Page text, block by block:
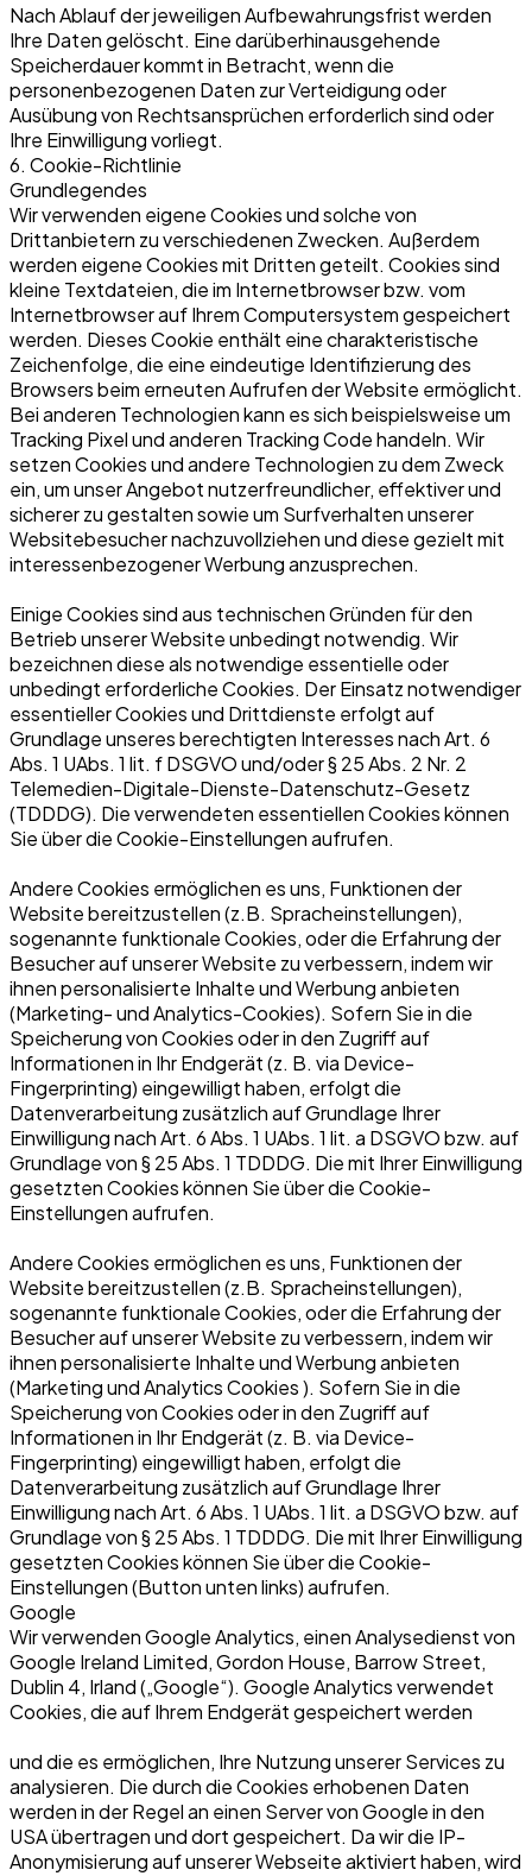
Nach Ablauf der jeweiligen Aufbewahrungsfrist werden
Ihre Daten gelöscht. Eine darüberhinausgehende
Speicherdauer kommt in Betracht, wenn die
personenbezogenen Daten zur Verteidigung oder
Ausübung von Rechtsansprüchen erforderlich sind oder
Ihre Einwilligung vorliegt.
6. Cookie-Richtlinie
Grundlegendes
Wir verwenden eigene Cookies und solche von
Drittanbietern zu verschiedenen Zwecken. Außerdem
werden eigene Cookies mit Dritten geteilt. Cookies sind
kleine Textdateien, die im Internetbrowser bzw. vom
Internetbrowser auf Ihrem Computersystem gespeichert
werden. Dieses Cookie enthält eine charakteristische
Zeichenfolge, die eine eindeutige Identifizierung des
Browsers beim erneuten Aufrufen der Website ermöglicht.
Bei anderen Technologien kann es sich beispielsweise um
Tracking Pixel und anderen Tracking Code handeln. Wir
setzen Cookies und andere Technologien zu dem Zweck
ein, um unser Angebot nutzerfreundlicher, effektiver und
sicherer zu gestalten sowie um Surfverhalten unserer
Websitebesucher nachzuvollziehen und diese gezielt mit
interessenbezogener Werbung anzusprechen.
Einige Cookies sind aus technischen Gründen für den
Betrieb unserer Website unbedingt notwendig. Wir
bezeichnen diese als notwendige essentielle oder
unbedingt erforderliche Cookies. Der Einsatz notwendiger
essentieller Cookies und Drittdienste erfolgt auf
Grundlage unseres berechtigten Interesses nach Art. 6
Abs. 1 UAbs. 1 lit. f DSGVO und/oder § 25 Abs. 2 Nr. 2
Telemedien-Digitale-Dienste-Datenschutz-Gesetz
(TDDDG). Die verwendeten essentiellen Cookies können
Sie über die Cookie-Einstellungen aufrufen.
Andere Cookies ermöglichen es uns, Funktionen der
Website bereitzustellen (z.B. Spracheinstellungen),
sogenannte funktionale Cookies, oder die Erfahrung der
Besucher auf unserer Website zu verbessern, indem wir
ihnen personalisierte Inhalte und Werbung anbieten
(Marketing- und Analytics-Cookies). Sofern Sie in die
Speicherung von Cookies oder in den Zugriff auf
Informationen in Ihr Endgerät (z. B. via Device-
Fingerprinting) eingewilligt haben, erfolgt die
Datenverarbeitung zusätzlich auf Grundlage Ihrer
Einwilligung nach Art. 6 Abs. 1 UAbs. 1 lit. a DSGVO bzw. auf
Grundlage von § 25 Abs. 1 TDDDG. Die mit Ihrer Einwilligung
gesetzten Cookies können Sie über die Cookie-
Einstellungen aufrufen.
Andere Cookies ermöglichen es uns, Funktionen der
Website bereitzustellen (z.B. Spracheinstellungen),
sogenannte funktionale Cookies, oder die Erfahrung der
Besucher auf unserer Website zu verbessern, indem wir
ihnen personalisierte Inhalte und Werbung anbieten
(Marketing und Analytics Cookies ). Sofern Sie in die
Speicherung von Cookies oder in den Zugriff auf
Informationen in Ihr Endgerät (z. B. via Device-
Fingerprinting) eingewilligt haben, erfolgt die
Datenverarbeitung zusätzlich auf Grundlage Ihrer
Einwilligung nach Art. 6 Abs. 1 UAbs. 1 lit. a DSGVO bzw. auf
Grundlage von § 25 Abs. 1 TDDDG. Die mit Ihrer Einwilligung
gesetzten Cookies können Sie über die Cookie-
Einstellungen (Button unten links) aufrufen.
Google
Wir verwenden Google Analytics, einen Analysedienst von
Google Ireland Limited, Gordon House, Barrow Street,
Dublin 4, Irland („Google“). Google Analytics verwendet
Cookies, die auf Ihrem Endgerät gespeichert werden
und die es ermöglichen, Ihre Nutzung unserer Services zu
analysieren. Die durch die Cookies erhobenen Daten
werden in der Regel an einen Server von Google in den
USA übertragen und dort gespeichert. Da wir die IP-
Anonymisierung auf unserer Webseite aktiviert haben, wird